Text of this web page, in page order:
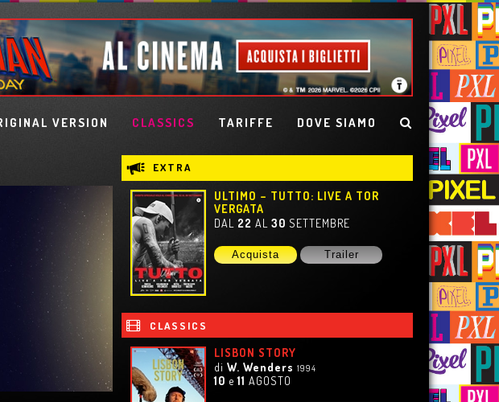
VERSION CLASSICS TARIFFE DOVE SIAMO
EXTRA
ULTIMO – TUTTO: LIVE A TOR
VERGATA
DAL 22 AL30 SETTEMBRE
Acquista Trailer
CLASSICS
E LA PIETRA
– 25° AVVERSARIO
LISBON STORY
diW. Wenders 1994
10 e11 AGOSTO